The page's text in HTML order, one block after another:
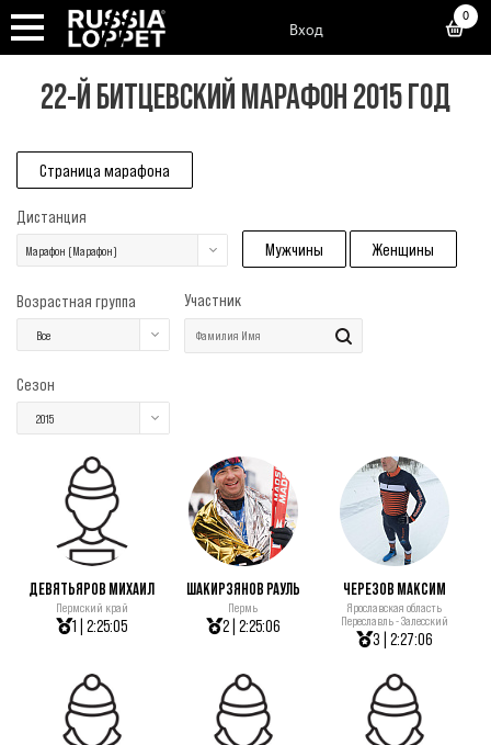
Вход
0
22-Й БИТЦЕВСКИЙ МАРАФОН 2015 ГОД
Страница марафона
Дистанция
Марафон (Марафон) Мужчины Женщины
Возрастная группа
Все
Участник
Сезон
2015
ДЕВЯТЬЯРОВ МИХАИЛ
Пермский край
1 | 2:25:05
ШАКИРЗЯНОВ РАУЛЬ
Пермь
2 | 2:25:06
ЧЕРЕЗОВ МАКСИМ
Ярославская область
Переславль - Залесский
3 | 2:27:06